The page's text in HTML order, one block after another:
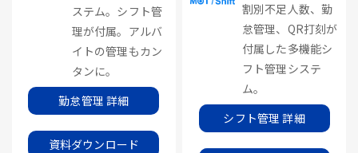
ステム。シフト管
理が付属。アルバ
イトの管理もカン
タンに。
勤怠管理 詳細
資料ダウンロード
割別不足人数、勤
怠管理、QR打刻が
付属した多機能シ
フト管理システ
ム。
シフト管理 詳細